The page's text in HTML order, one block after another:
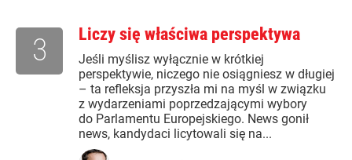
Liczy się właściwa perspektywa
Jeśli myślisz wyłącznie w krótkiej
perspektywie, niczego nie osiągniesz w długiej
– ta refleksja przyszła mi na myśl w związku
z wydarzeniami poprzedzającymi wybory
do Parlamentu Europejskiego. News gonił
news, kandydaci licytowali się na...
3